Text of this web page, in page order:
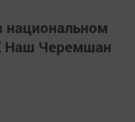
национальном
Наш Черемшан